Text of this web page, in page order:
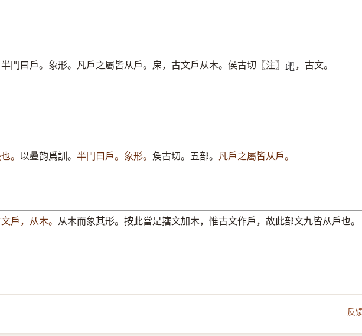
門曰戶。象形。凡戶之屬皆从戶。㦿，古文戶从木。侯古切〖注〗 𣥘 ，古文。
。 以㬪韵爲訓。 半門曰戶。象形。 矦古切。五部。 凡戶之屬皆从戶。
戶，从木。 从木而象其形。按此當是籒文加木，惟古文作戶，故此部文九皆从戶也。
反